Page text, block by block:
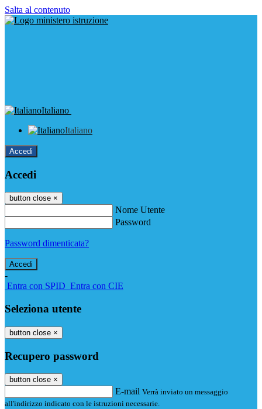
Salta al contenuto
Italiano
Italiano
Accedi
Accedi
button close ×
Nome Utente
Password
Password dimenticata?
-
Entra con SPID Entra con CIE
Seleziona utente
button close ×
Recupero password
button close ×
E-mail Verrà inviato un messaggio
all'indirizzo indicato con le istruzioni necessarie.